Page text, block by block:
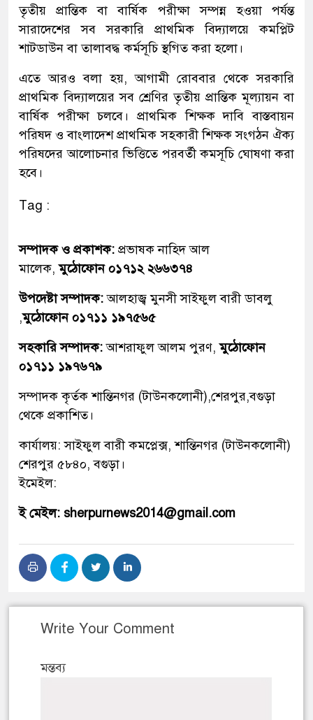
তৃতীয় প্রান্তিক বা বার্ষিক পরীক্ষা সম্পন্ন হওয়া পর্যন্ত
সারাদেশের সব সরকারি প্রাথমিক বিদ্যালয়ে কমপ্লিট
শাটডাউন বা তালাবদ্ধ কর্মসূচি স্থগিত করা হলো।
এতে আরও বলা হয়, আগামী রোববার থেকে সরকারি
প্রাথমিক বিদ্যালয়ের সব শ্রেণির তৃতীয় প্রান্তিক মূল্যায়ন বা
বার্ষিক পরীক্ষা চলবে। প্রাথমিক শিক্ষক দাবি বাস্তবায়ন
পরিষদ ও বাংলাদেশ প্রাথমিক সহকারী শিক্ষক সংগঠন ঐক্য
পরিষদের আলোচনার ভিত্তিতে পরবর্তী কমসূচি ঘোষণা করা
হবে।
Tag :
সম্পাদক ও প্রকাশক: প্রভাষক নাহিদ আল
মালেক,মুঠোফোন ০১৭১২ ২৬৬৩৭৪
উপদেষ্টা সম্পাদক:আলহাজ্ব মুনসী সাইফুল বারী ডাবলু
,মুঠোফোন ০১৭১১ ১৯৭৫৬৫
সহকারি সম্পাদক:আশরাফুল আলম পুরণ,মুঠোফোন
০১৭১১ ১৯৭৬৭৯
সম্পাদক কৃর্তক শান্তিনগর (টাউনকলোনী),শেরপুর,বগুড়া
থেকে প্রকাশিত।
কার্যালয়: সাইফুল বারী কমপ্লেক্স, শান্তিনগর (টাউনকলোনী)
শেরপুর ৫৮৪০, বগুড়া।
ইমেইল:
ই মেইল: sherpurnews2014@gmail.com
Write Your Comment
মন্তব্য